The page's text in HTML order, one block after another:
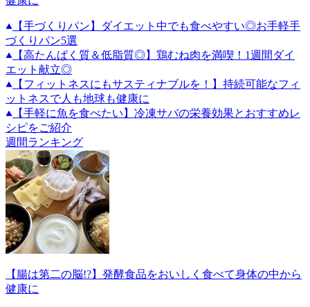
【手づくりパン】ダイエット中でも食べやすい◎お手軽手
づくりパン5選
【高たんぱく質＆低脂質◎】鶏むね肉を満喫！1週間ダイ
エット献立◎
【フィットネスにもサスティナブルを！】持続可能なフィ
ットネスで人も地球も健康に
【手軽に魚を食べたい】冷凍サバの栄養効果とおすすめレ
シピをご紹介
週間ランキング
【腸は第二の脳!?】発酵食品をおいしく食べて身体の中から
健康に